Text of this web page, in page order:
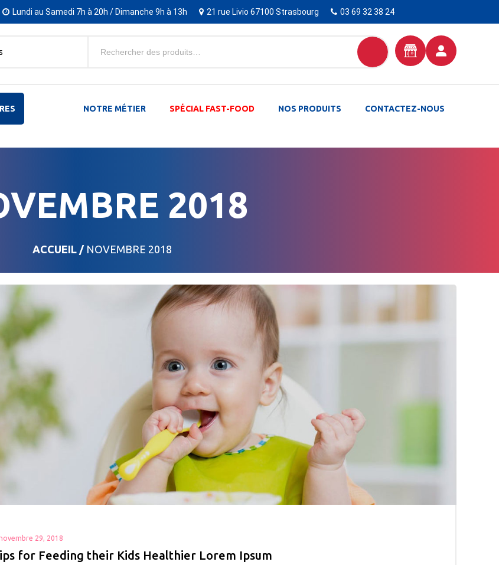
Lundi au Samedi 7h à 20h / Dimanche 9h à 13h 21 rue Livio 67100 Strasbourg 03 69 32 38 24
CONTACTEZ-NOUS
NOS PRODUITS
SPÉCIAL FAST-FOOD
NOTRE MÉTIER
2018
ACCUEIL / NOVEMBRE 2018
29, 2018
for Feeding their Kids Healthier Lorem Ipsum